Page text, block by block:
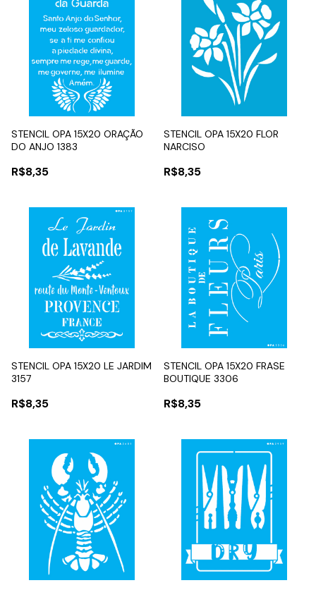
STENCIL OPA 15X20 ORAÇÃO
DO ANJO 1383
R$8,35
STENCIL OPA 15X20 FLOR
NARCISO
R$8,35
STENCIL OPA 15X20 LE JARDIM
3157
R$8,35
STENCIL OPA 15X20 FRASE
BOUTIQUE 3306
R$8,35